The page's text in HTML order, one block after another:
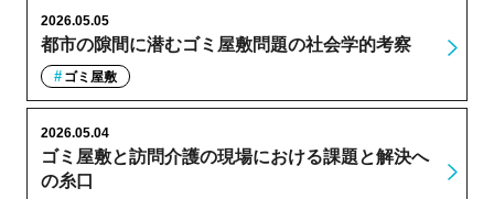
都市の隙間に潜むゴミ屋敷問題の社会学的考察
2026.05.05
ゴミ屋敷
ゴミ屋敷と訪問介護の現場における課題と解決へ
の糸口
2026.05.04